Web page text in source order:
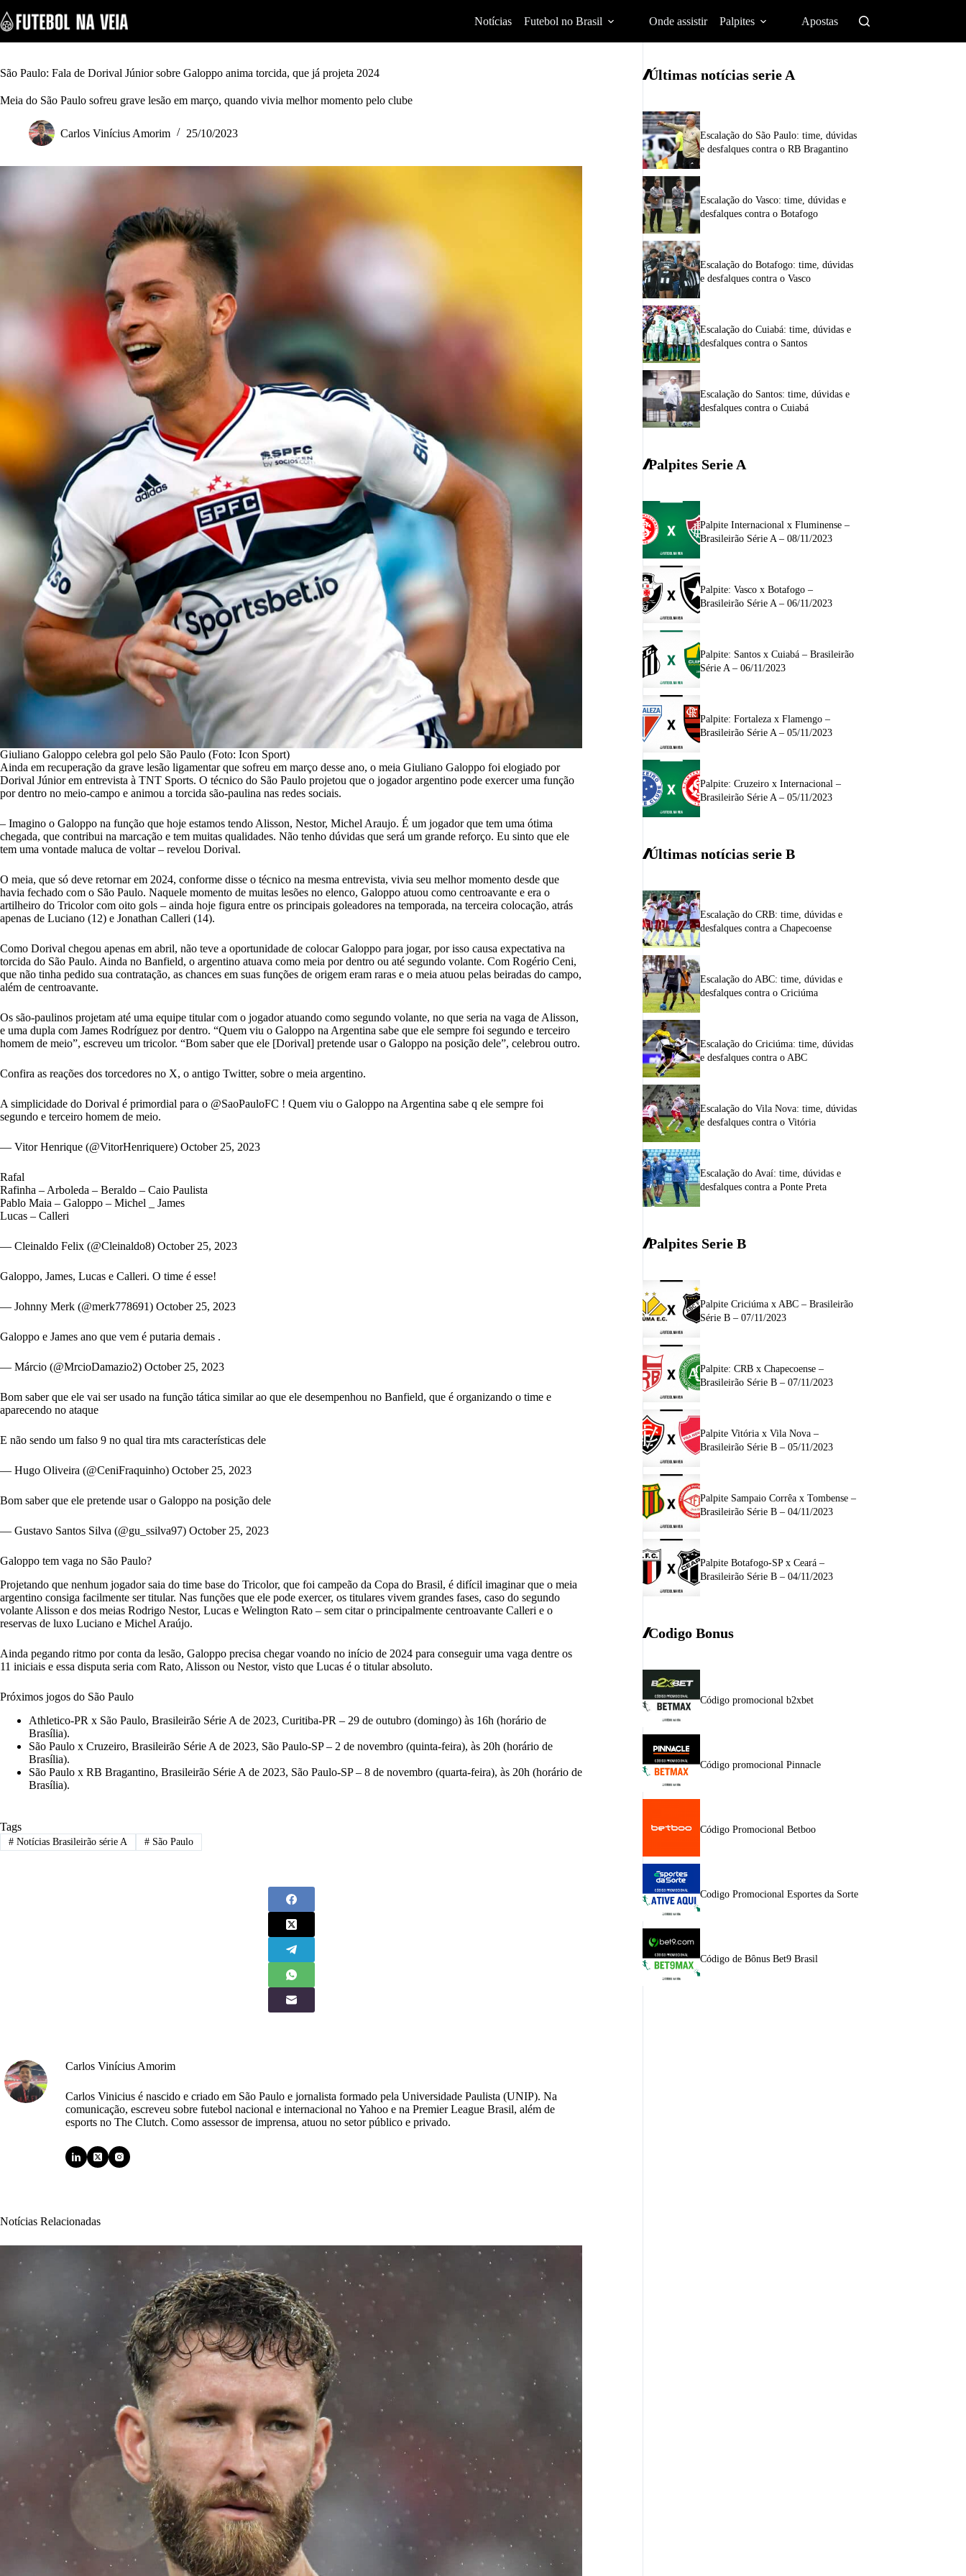
k
i
p
o
o
Notícias Futebol no Brasil Onde assistir Palpites Apostas
São Paulo: Fala de Dorival Júnior sobre Galoppo anima torcida, que já projeta 2024
Meia do São Paulo sofreu grave lesão em março, quando vivia melhor momento pelo clube
Carlos Vinícius Amorim 25/10/2023
Giuliano Galoppo celebra gol pelo São Paulo (Foto: Icon Sport)
Ainda em recuperação da grave lesão ligamentar que sofreu em março desse ano, o meia Giuliano Galoppo foi elogiado por
Dorival Júnior em entrevista à TNT Sports. O técnico do São Paulo projetou que o jogador argentino pode exercer uma função
por dentro no meio-campo e animou a torcida são-paulina nas redes sociais.
– Imagino o Galoppo na função que hoje estamos tendo Alisson, Nestor, Michel Araujo. É um jogador que tem uma ótima
chegada, que contribui na marcação e tem muitas qualidades. Não tenho dúvidas que será um grande reforço. Eu sinto que ele
tem uma vontade maluca de voltar – revelou Dorival.
O meia, que só deve retornar em 2024, conforme disse o técnico na mesma entrevista, vivia seu melhor momento desde que
havia fechado com o São Paulo. Naquele momento de muitas lesões no elenco, Galoppo atuou como centroavante e era o
artilheiro do Tricolor com oito gols – ainda hoje figura entre os principais goleadores na temporada, na terceira colocação, atrás
apenas de Luciano (12) e Jonathan Calleri (14).
Como Dorival chegou apenas em abril, não teve a oportunidade de colocar Galoppo para jogar, por isso causa expectativa na
torcida do São Paulo. Ainda no Banfield, o argentino atuava como meia por dentro ou até segundo volante. Com Rogério Ceni,
que não tinha pedido sua contratação, as chances em suas funções de origem eram raras e o meia atuou pelas beiradas do campo,
além de centroavante.
Os são-paulinos projetam até uma equipe titular com o jogador atuando como segundo volante, no que seria na vaga de Alisson,
e uma dupla com James Rodríguez por dentro. “Quem viu o Galoppo na Argentina sabe que ele sempre foi segundo e terceiro
homem de meio”, escreveu um tricolor. “Bom saber que ele [Dorival] pretende usar o Galoppo na posição dele”, celebrou outro.
Confira as reações dos torcedores no X, o antigo Twitter, sobre o meia argentino.
A simplicidade do Dorival é primordial para o @SaoPauloFC ! Quem viu o Galoppo na Argentina sabe q ele sempre foi
segundo e terceiro homem de meio.
— Vitor Henrique (@VitorHenriquere) October 25, 2023
Rafal
Rafinha – Arboleda – Beraldo – Caio Paulista
Pablo Maia – Galoppo – Michel _ James
Lucas – Calleri
— Cleinaldo Felix (@Cleinaldo8) October 25, 2023
Galoppo, James, Lucas e Calleri. O time é esse!
— Johnny Merk (@merk778691) October 25, 2023
Galoppo e James ano que vem é putaria demais .
— Márcio (@MrcioDamazio2) October 25, 2023
Bom saber que ele vai ser usado na função tática similar ao que ele desempenhou no Banfield, que é organizando o time e
aparecendo no ataque
E não sendo um falso 9 no qual tira mts características dele
— Hugo Oliveira (@CeniFraquinho) October 25, 2023
Bom saber que ele pretende usar o Galoppo na posição dele
— Gustavo Santos Silva (@gu_ssilva97) October 25, 2023
Galoppo tem vaga no São Paulo?
Projetando que nenhum jogador saia do time base do Tricolor, que foi campeão da Copa do Brasil, é difícil imaginar que o meia
argentino consiga facilmente ser titular. Nas funções que ele pode exercer, os titulares vivem grandes fases, caso do segundo
volante Alisson e dos meias Rodrigo Nestor, Lucas e Welington Rato – sem citar o principalmente centroavante Calleri e o
reservas de luxo Luciano e Michel Araújo.
Ainda pegando ritmo por conta da lesão, Galoppo precisa chegar voando no início de 2024 para conseguir uma vaga dentre os
11 iniciais e essa disputa seria com Rato, Alisson ou Nestor, visto que Lucas é o titular absoluto.
Próximos jogos do São Paulo
Athletico-PR x São Paulo, Brasileirão Série A de 2023, Curitiba-PR – 29 de outubro (domingo) às 16h (horário de
Brasília).
São Paulo x Cruzeiro, Brasileirão Série A de 2023, São Paulo-SP – 2 de novembro (quinta-feira), às 20h (horário de
Brasília).
São Paulo x RB Bragantino, Brasileirão Série A de 2023, São Paulo-SP – 8 de novembro (quarta-feira), às 20h (horário de
Brasília).
Tags
#Notícias Brasileirão série A #São Paulo
Carlos Vinícius Amorim
Carlos Vinicius é nascido e criado em São Paulo e jornalista formado pela Universidade Paulista (UNIP). Na
comunicação, escreveu sobre futebol nacional e internacional no Yahoo e na Premier League Brasil, além de
esports no The Clutch. Como assessor de imprensa, atuou no setor público e privado.
Notícias Relacionadas
Últimas notícias serie A
Escalação do São Paulo: time, dúvidas
e desfalques contra o RB Bragantino
Escalação do Vasco: time, dúvidas e
desfalques contra o Botafogo
Escalação do Botafogo: time, dúvidas
e desfalques contra o Vasco
Escalação do Cuiabá: time, dúvidas e
desfalques contra o Santos
Escalação do Santos: time, dúvidas e
desfalques contra o Cuiabá
Palpites Serie A
Palpite Internacional x Fluminense –
Brasileirão Série A – 08/11/2023
Palpite: Vasco x Botafogo –
Brasileirão Série A – 06/11/2023
Palpite: Santos x Cuiabá – Brasileirão
Série A – 06/11/2023
Palpite: Fortaleza x Flamengo –
Brasileirão Série A – 05/11/2023
Palpite: Cruzeiro x Internacional –
Brasileirão Série A – 05/11/2023
Últimas notícias serie B
Escalação do CRB: time, dúvidas e
desfalques contra a Chapecoense
Escalação do ABC: time, dúvidas e
desfalques contra o Criciúma
Escalação do Criciúma: time, dúvidas
e desfalques contra o ABC
Escalação do Vila Nova: time, dúvidas
e desfalques contra o Vitória
Escalação do Avaí: time, dúvidas e
desfalques contra a Ponte Preta
Palpites Serie B
Palpite Criciúma x ABC – Brasileirão
Série B – 07/11/2023
Palpite: CRB x Chapecoense –
Brasileirão Série B – 07/11/2023
Palpite Vitória x Vila Nova –
Brasileirão Série B – 05/11/2023
Palpite Sampaio Corrêa x Tombense –
Brasileirão Série B – 04/11/2023
Palpite Botafogo-SP x Ceará –
Brasileirão Série B – 04/11/2023
Codigo Bonus
Código promocional b2xbet
Código promocional Pinnacle
Código Promocional Betboo
Codigo Promocional Esportes da Sorte
Código de Bônus Bet9 Brasil